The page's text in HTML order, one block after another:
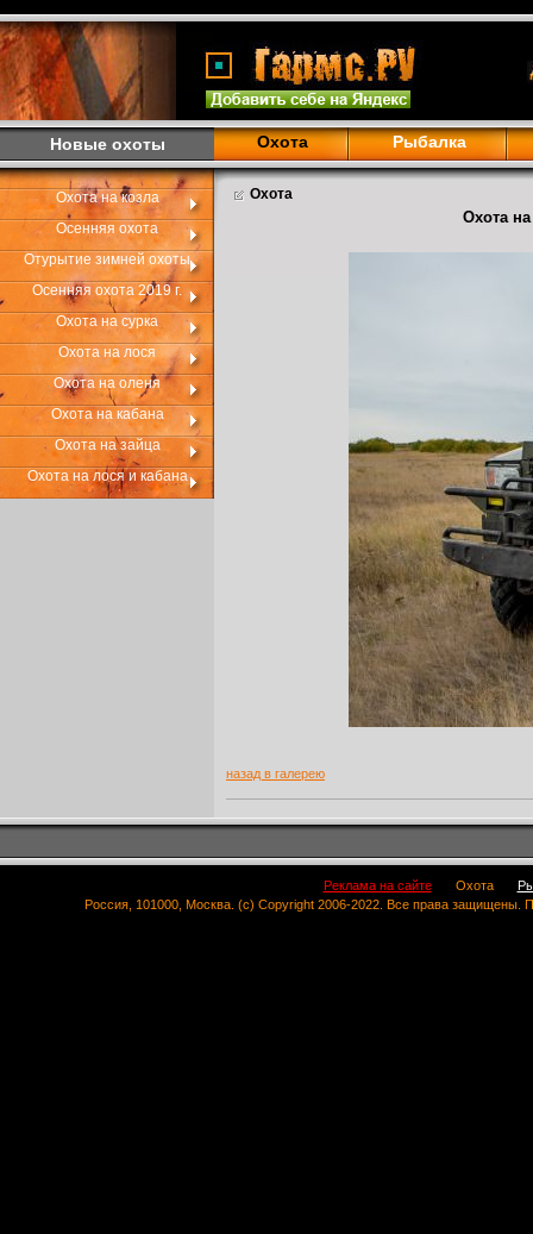
Новые охоты Охота Рыбалка
Охота на козла
Осенняя охота
Отурытие зимней охоты
Осенняя охота 2019 г.
Охота на сурка
Охота на лося
Охота на оленя
Охота на кабана
Охота на зайца
Охота на лося и кабана
Охота
Охота на
назад в галерею
Реклама на сайте Охота
Россия, 101000, Москва. (c) Copyright 2006-2022. Все права защищены.